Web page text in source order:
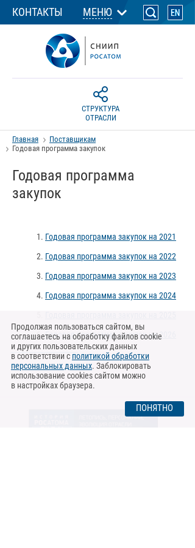
КОНТАКТЫ МЕНЮ
СТРУКТУРА
ОТРАСЛИ
Главная
Поставщикам
Годовая программа закупок
Годовая программа
закупок
Годовая программа закупок на 2021
Годовая программа закупок на 2022
Годовая программа закупок на 2023
Годовая программа закупок на 2024
Годовая программа закупок на 2026
Продолжая пользоваться сайтом, вы
соглашаетесь на обработку файлов cookie
и других пользовательских данных
в соответствии с политикой обработки
персональных данных. Заблокировать
использование cookies сайтом можно
в настройках браузера.
ПОНЯТНО